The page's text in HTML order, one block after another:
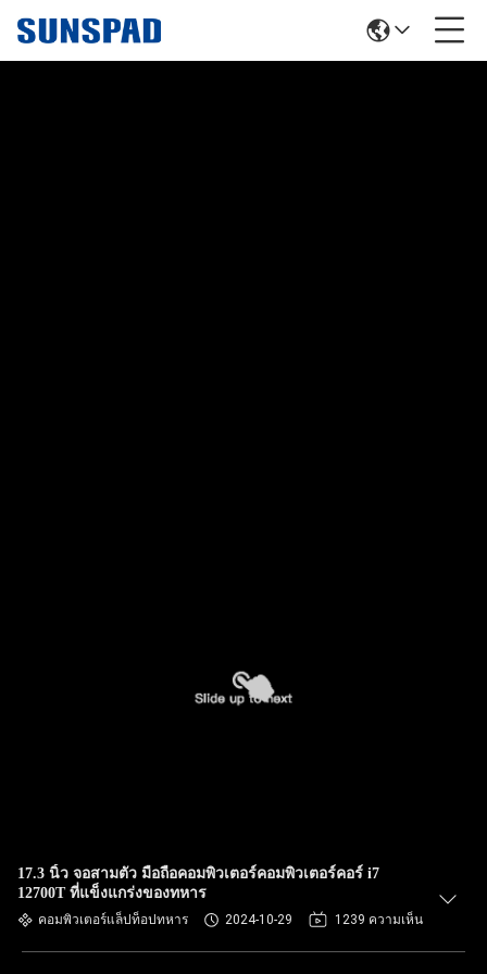
17.3 นิ้ว จอสามตัว มือถือคอมพิวเตอร์คอมพิวเตอร์คอร์ i7
12700T ที่แข็งแกร่งของทหาร
คอมพิวเตอร์แล็ปท็อปทหาร 2024-10-29 1239 ความเห็น